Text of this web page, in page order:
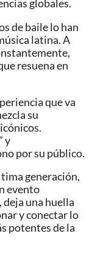
globales.
de baile lo han
latina. A
resuena en
que va
su
y
por su público.
generación,
evento
deja una huella
y conectar lo
potentes de la